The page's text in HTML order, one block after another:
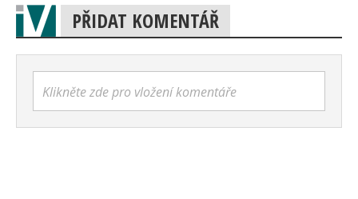
PŘIDAT KOMENTÁŘ
Klikněte zde pro vložení komentáře